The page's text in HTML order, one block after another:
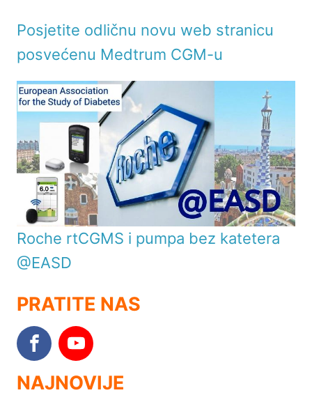
Posjetite odličnu novu web stranicu
posvećenu Medtrum CGM-u
Roche rtCGMS i pumpa bez katetera
@EASD
PRATITE NAS
NAJNOVIJE